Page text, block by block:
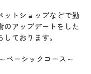
ットショップなどで勤
のアップデートをした
ております。
ベーシックコース～